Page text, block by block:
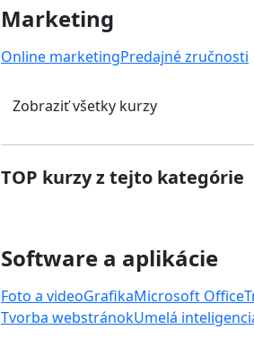
Marketing
Online marketingPredajné zručnosti
Zobraziť všetky kurzy
TOP kurzy z tejto kategórie
Software a aplikácie
Foto a videoGrafikaMicrosoft Office
Tvorba webstránokUmelá